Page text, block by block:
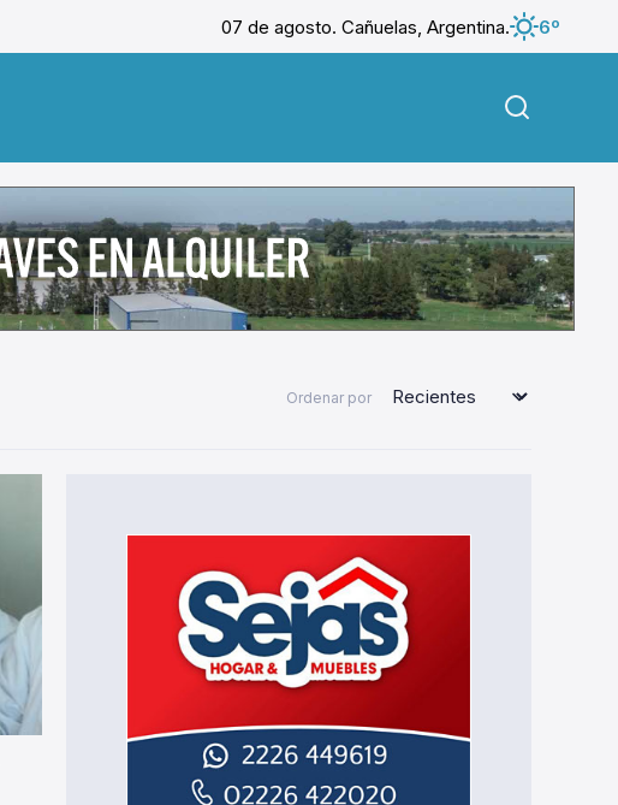
07 de agosto. Cañuelas, Argentina.
6º
Ordenar por